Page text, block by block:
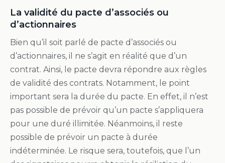
La validité du pacte d’associés ou
d’actionnaires
Bien qu’il soit parlé de pacte d’associés ou
d’actionnaires, il ne s’agit en réalité que d’un
contrat. Ainsi, le pacte devra répondre aux règles
de validité des contrats. Notamment, le point
important sera la durée du pacte. En effet, il n’est
pas possible de prévoir qu’un pacte s’appliquera
pour une duré illimitée. Néanmoins, il reste
possible de prévoir un pacte à durée
indéterminée. Le risque sera, toutefois, que l’un